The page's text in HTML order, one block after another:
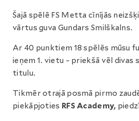
Šajā spēlē FS Metta cīnījās
vārtus guva Gundars Smilškalns.
Ar 40 punktiem 18 spēlēs mūsu
ieņem 1. vietu – priekšā vēl divas
titulu.
Tikmēr otrajā posmā pirmo
piekāpjoties RFS Academy,